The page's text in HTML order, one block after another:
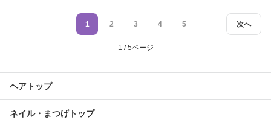
次へ
1 2 3 4 5
1 / 5ページ
ヘアトップ
ネイル・まつげトップ